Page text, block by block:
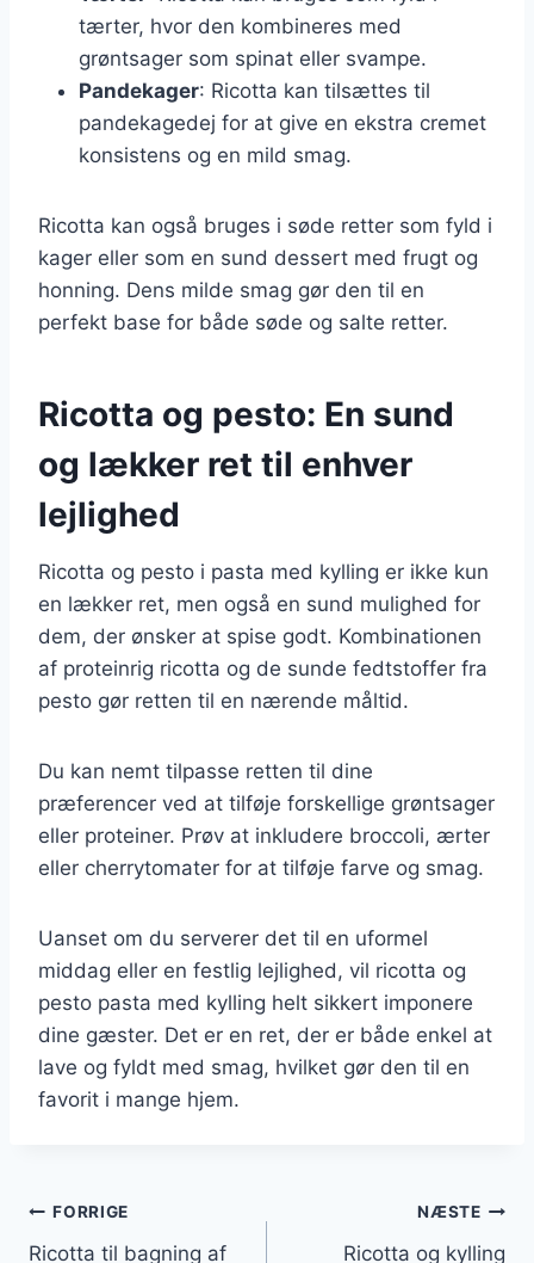
tærter, hvor den kombineres med
grøntsager som spinat eller svampe.
Pandekager: Ricotta kan tilsættes til
pandekagedej for at give en ekstra cremet
konsistens og en mild smag.
Ricotta kan også bruges i søde retter som fyld i
kager eller som en sund dessert med frugt og
honning. Dens milde smag gør den til en
perfekt base for både søde og salte retter.
Ricotta og pesto: En sund
og lækker ret til enhver
lejlighed
Ricotta og pesto i pasta med kylling er ikke kun
en lækker ret, men også en sund mulighed for
dem, der ønsker at spise godt. Kombinationen
af proteinrig ricotta og de sunde fedtstoffer fra
pesto gør retten til en nærende måltid.
Du kan nemt tilpasse retten til dine
præferencer ved at tilføje forskellige grøntsager
eller proteiner. Prøv at inkludere broccoli, ærter
eller cherrytomater for at tilføje farve og smag.
Uanset om du serverer det til en uformel
middag eller en festlig lejlighed, vil ricotta og
pesto pasta med kylling helt sikkert imponere
dine gæster. Det er en ret, der er både enkel at
lave og fyldt med smag, hvilket gør den til en
favorit i mange hjem.
Indlægsnavigation
FORRIGE
Ricotta til bagning af
NÆSTE
Ricotta og kylling